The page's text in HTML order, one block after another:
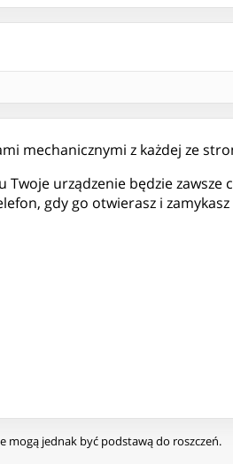
mechanicznymi z każdej ze
urządzenie będzie zawsze
gdy go otwierasz i zamykasz
mogą jednak być podstawą do roszczeń.